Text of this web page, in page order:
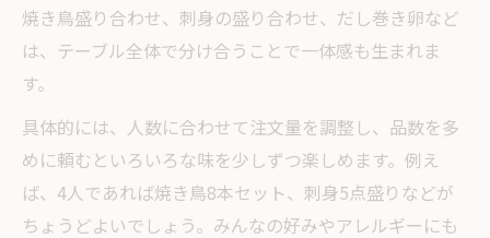
焼き鳥盛り合わせ、刺身の盛り合わせ、だし巻き卵など
は、テーブル全体で分け合うことで一体感も生まれま
す。
具体的には、人数に合わせて注文量を調整し、品数を多
めに頼むといろいろな味を少しずつ楽しめます。例え
ば、4人であれば焼き鳥8本セット、刺身5点盛りなどが
ちょうどよいでしょう。みんなの好みやアレルギーにも